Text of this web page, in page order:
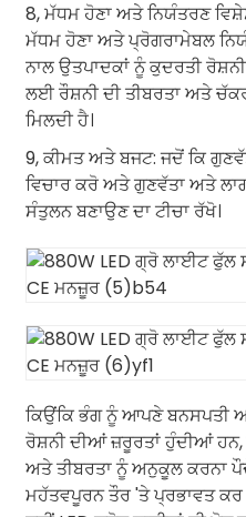
8, ਮੱਧਮ ਹੋਣਾ ਅਤੇ ਨਿਯੰਤਰਣ
ਮੱਧਮ ਹੋਣਾ ਅਤੇ ਪ੍ਰੋਗਰਾਮੇਬਲ
ਨਾਲ ਉਤਪਾਦਕਾਂ ਨੂੰ ਕੁਦਰਤੀ
ਲਈ ਰੌਸ਼ਨੀ ਦੀ ਤੀਬਰਤਾ ਅਤੇ
ਮਿਲਦੀ ਹੈ।
9, ਕੀਮਤ ਅਤੇ ਬਜਟ: ਜਦੋਂ ਕਿ
ਵਿਚਾਰ ਕਰੋ ਅਤੇ ਗੁਣਵੱਤਾ ਅਤੇ
ਸੰਤੁਲਨ ਬਣਾਉਣ ਦਾ ਟੀਚਾ ਰੱਖੋ।
ਕਿਉਂਕਿ ਭੰਗ ਨੂੰ ਆਪਣੇ ਬਨਸਪਤੀ
ਰੋਸ਼ਨੀ ਦੀਆਂ ਜ਼ਰੂਰਤਾਂ ਹੁੰਦੀਆਂ
ਅਤੇ ਤੀਬਰਤਾ ਨੂੰ ਅਨੁਕੂਲ ਕਰਨਾ
ਮਹੱਤਵਪੂਰਨ ਤੌਰ 'ਤੇ ਪ੍ਰਭਾਵਤ